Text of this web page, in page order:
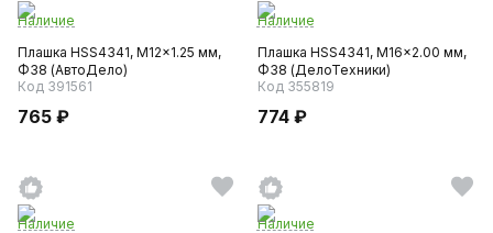
Наличие
Плашка HSS4341, M12x1.25 мм,
Ф38 (АвтоДело)
Код 391561
765 ₽
Наличие
Плашка HSS4341, M16x2.00 мм,
Ф38 (ДелоТехники)
Код 355819
774 ₽
Наличие
Наличие